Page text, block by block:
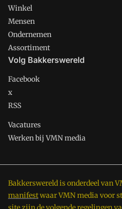
Winkel
Mensen
Ondernemen
Assortiment
Volg Bakkerswereld
Facebook
x
RSS
Vacatures
Werken bij VMN media
Bakkerswereld is onderdeel van
manifestwaar VMN media voor